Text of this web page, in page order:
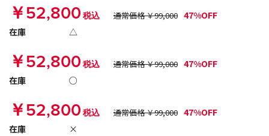
￥52,800税込 通常価格 ￥99,000 47%OFF
在庫
△
￥52,800税込 通常価格 ￥99,000 47%OFF
在庫
○
￥52,800税込 通常価格 ￥99,000 47%OFF
在庫
×